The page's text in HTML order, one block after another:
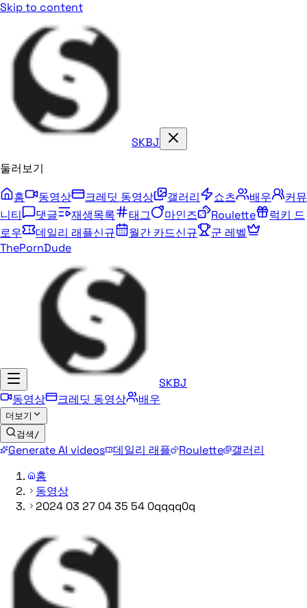
Skip to content
SKBJ
둘러보기
홈
동영상 크레딧 동영상 갤러리 쇼츠 배우
커뮤
니티
댓글 재생목록 태그 마인즈 Roulette
럭키 드
로우
데일리 래플신규 월간 카드신규
군 레벨
ThePornDude
SKBJ
동영상
크레딧 동영상 배우
더보기
검색 /
Generate AI videos 데일리 래플 Roulette
갤러리
홈
동영상
2024 03 27 04 35 54 0qqqq0q